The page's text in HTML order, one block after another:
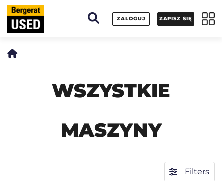
ZALOGUJ ZAPISZ SIĘ
WSZYSTKIE
MASZYNY
Filters
Panel zarządzania plikami cookies